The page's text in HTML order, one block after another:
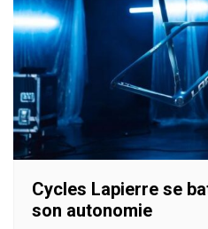
Cycles Lapierre se
son autonomie